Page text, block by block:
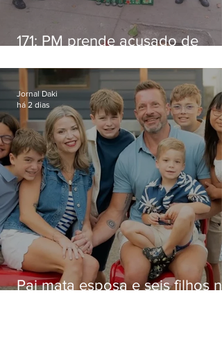
171: PM prende acusado de
Niterói
Pai mata esposa e seis filhos
Jornal Daki
há 2 dias